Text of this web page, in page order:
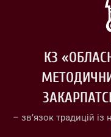
КЗ
– зв’язок традицій із